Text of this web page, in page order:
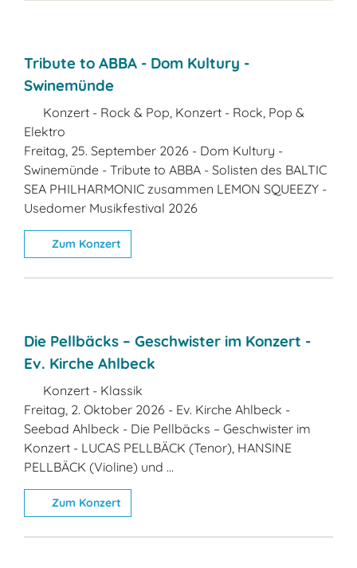
Tribute to ABBA - Dom Kultury -
Swinemünde
Konzert - Rock & Pop, Konzert - Rock, Pop &
Elektro
Freitag, 25. September 2026 - Dom Kultury -
Swinemünde - Tribute to ABBA - Solisten des BALTIC
SEA PHILHARMONIC zusammen LEMON SQUEEZY -
Usedomer Musikfestival 2026
Zum Konzert
Die Pellbäcks – Geschwister im Konzert -
Ev. Kirche Ahlbeck
Konzert - Klassik
Freitag, 2. Oktober 2026 - Ev. Kirche Ahlbeck -
Seebad Ahlbeck - Die Pellbäcks – Geschwister im
Konzert - LUCAS PELLBÄCK (Tenor), HANSINE
PELLBÄCK (Violine) und ...
Zum Konzert